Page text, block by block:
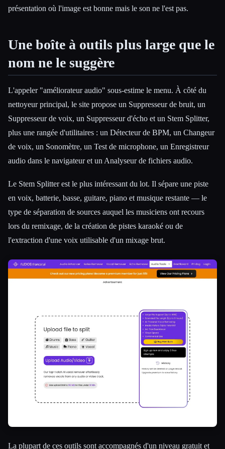
présentation où l'image est bonne mais le son ne l'est pas.
Une boîte à outils plus large que le
nom ne le suggère
L'appeler "améliorateur audio" sous-estime le menu. À côté du
nettoyeur principal, le site propose un Suppresseur de bruit, un
Suppresseur de voix, un Suppresseur d'écho et un Stem Splitter,
plus une rangée d'utilitaires : un Détecteur de BPM, un Changeur
de voix, un Sonomètre, un Test de microphone, un Enregistreur
audio dans le navigateur et un Analyseur de fichiers audio.
Le Stem Splitter est le plus intéressant du lot. Il sépare une piste
en voix, batterie, basse, guitare, piano et musique restante — le
type de séparation de sources auquel les musiciens ont recours
lors du remixage, de la création de pistes karaoké ou de
l'extraction d'une voix utilisable d'un mixage brut.
La plupart de ces outils sont accompagnés d'un niveau gratuit et